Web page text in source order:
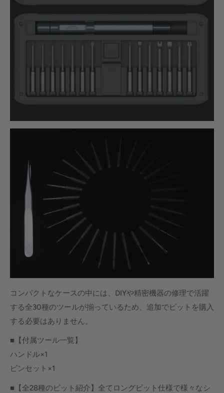
コンパクトなケースの中には、DIYや精密機器の修理で活躍
する全30種のツールが揃っているため、追加でビットを購入
する必要はありません。
■【付属ツール一覧】
ハンドル×1
ピンセット×1
■【全28種のビット紹介】全てロングビット仕様で様々なシ